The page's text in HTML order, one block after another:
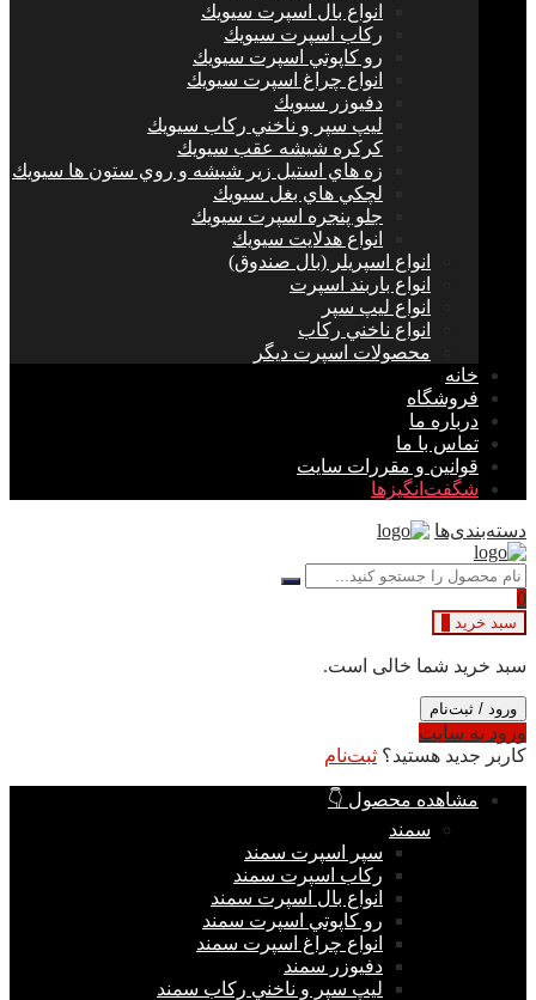
انواع بال اسپرت سيويك
ركاب اسپرت سيويك
رو كاپوتي اسپرت سيويك
انواع چراغ اسپرت سيويك
دفيوزر سيويك
ليپ سپر و ناخني ركاب سيويك
كركره شيشه عقب سيويك
زه هاي استيل زير شيشه و روي ستون ها سيويك
لچكي هاي بغل سيويك
جلو پنجره اسپرت سيويك
انواع هدلايت سيويك
انواع اسپريلر (بال صندوق)
انواع باربند اسپرت
انواع ليپ سپر
انواع ناخني ركاب
محصولات اسپرت ديگر
خانه
فروشگاه
درباره ما
تماس با ما
قوانین و مقررات سایت
شگفت‌انگیزها
دسته‌بندی‌ها
0
سبد خرید
سبد خرید شما خالی است.
ورود / ثبت‌نام
ورود به سایت
کاربر جدید هستید؟ ثبت‌نام
مشاهده محصول 👇
سمند
سپر اسپرت سمند
ركاب اسپرت سمند
انواع بال اسپرت سمند
رو كاپوتي اسپرت سمند
انواع چراغ اسپرت سمند
دفيوزر سمند
ليپ سپر و ناخني ركاب سمند